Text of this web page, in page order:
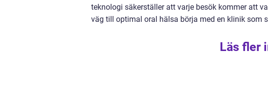
teknologi säkerställer att varje besök kommer att
väg till optimal oral hälsa börja med en klinik som
Läs fler